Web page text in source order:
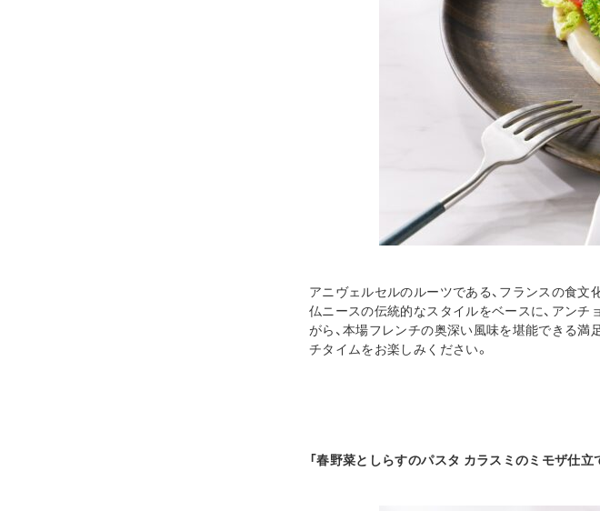
アニヴェルセルのルーツである、フランスの食
仏ニースの伝統的なスタイルをベースに、アン
がら、本場フレンチの奥深い風味を堪能できる満
チタイムをお楽しみください。
「春野菜としらすのパスタ カラスミのミモザ仕立